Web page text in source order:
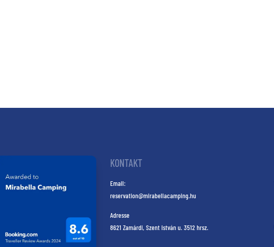
KONTAKT
Email:
reservation@mirabellacamping.hu
Adresse
8621 Zamárdi, Szent István u. 3512 hrsz.